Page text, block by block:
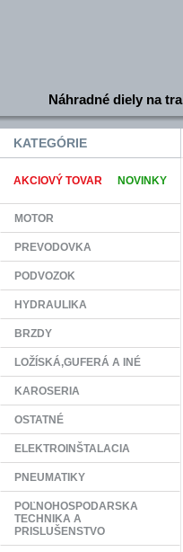
Náhradné diely na
KATEGÓRIE
AKCIOVÝ TOVAR NOVINKY
MOTOR
PREVODOVKA
PODVOZOK
HYDRAULIKA
BRZDY
LOŽÍSKÁ,GUFERÁ A INÉ
KAROSERIA
OSTATNÉ
ELEKTROINŠTALACIA
PNEUMATIKY
POĽNOHOSPODARSKA
TECHNIKA A
PRISLUŠENSTVO